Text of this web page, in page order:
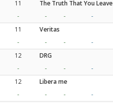
11
The Truth That You Leave
-
- - -
11
Veritas
-
- - -
12
DRG
-
- - -
12
Libera me
-
- - -